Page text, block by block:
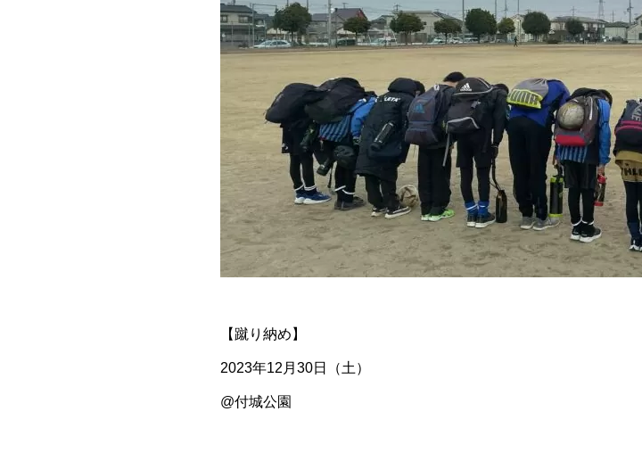
【蹴り納め】
️2023年12月30日（土）
@付城公園